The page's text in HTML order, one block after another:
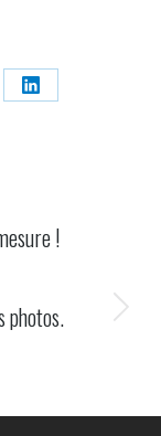
Share
!
photos.